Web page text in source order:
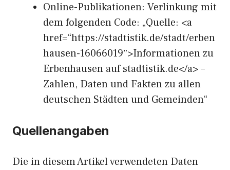
Online-Publikationen: Verlinkung mit
dem folgenden Code: „Quelle: <a
href=“https://stadtistik.de/stadt/erben
hausen-16066019″>Informationen zu
Erbenhausen auf stadtistik.de</a> –
Zahlen, Daten und Fakten zu allen
deutschen Städten und Gemeinden“
Quellenangaben
Die in diesem Artikel verwendeten Daten